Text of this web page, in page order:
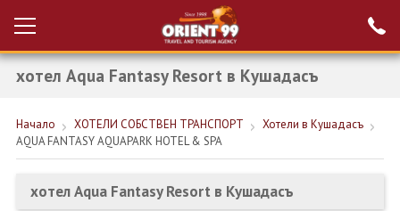
Вход за агенти
Проверка на
резервация
РАННИ ЗАПИСВАНИЯ ТУРЦИЯ
НОВА ГОДИНА ТУРЦИЯ
НОВА ГОДИНА
хотел Aqua Fantasy Resort в Кушадасъ
Начало ХОТЕЛИ СОБСТВЕН ТРАНСПОРТ
Хотели в Кушадасъ
AQUA FANTASY AQUAPARK HOTEL & SPA
хотел Aqua Fantasy Resort в Кушадасъ